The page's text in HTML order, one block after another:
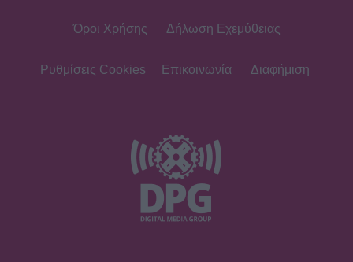
Όροι Χρήσης Δήλωση Εχεμύθειας
Ρυθμίσεις Cookies Επικοινωνία Διαφήμιση